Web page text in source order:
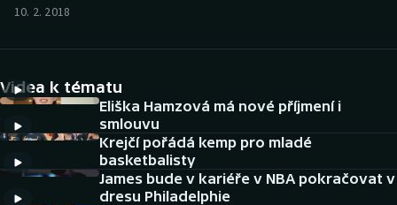
Cyklistika
DALŠÍ SPORTY
Americký fotbal
NEPŘEHLÉDNĚTE
10. 2. 2018
Videa k tématu
Eliška Hamzová má nové příjmení i
smlouvu
Krejčí pořádá kemp pro mladé
basketbalisty
James bude v kariéře v NBA pokračovat v
dresu Philadelphie